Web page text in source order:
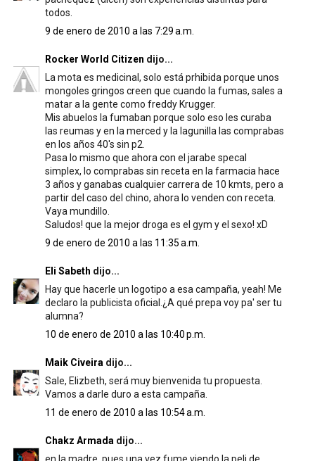
todos.
9 de enero de 2010 a las 7:29 a.m.
Rocker World Citizen dijo...
La mota es medicinal, solo está prhibida porque unos
mongoles gringos creen que cuando la fumas, sales a
matar a la gente como freddy Krugger.
Mis abuelos la fumaban porque solo eso les curaba
las reumas y en la merced y la lagunilla las comprabas
en los años 40's sin p2.
Pasa lo mismo que ahora con el jarabe specal
simplex, lo comprabas sin receta en la farmacia hace
3 años y ganabas cualquier carrera de 10 kmts, pero a
partir del caso del chino, ahora lo venden con receta.
Vaya mundillo.
Saludos! que la mejor droga es el gym y el sexo! xD
9 de enero de 2010 a las 11:35 a.m.
Eli Sabeth dijo...
Hay que hacerle un logotipo a esa campaña, yeah! Me
declaro la publicista oficial.¿A qué prepa voy pa' ser tu
alumna?
10 de enero de 2010 a las 10:40 p.m.
Maik Civeira dijo...
Sale, Elizbeth, será muy bienvenida tu propuesta.
Vamos a darle duro a esta campaña.
11 de enero de 2010 a las 10:54 a.m.
Chakz Armada dijo...